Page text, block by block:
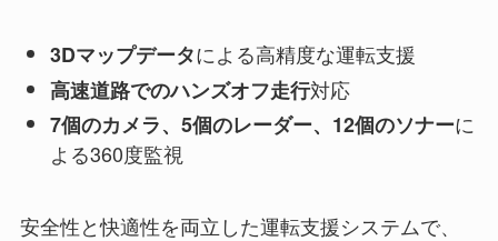
3Dマップデータによる高精度な運転支援
高速道路でのハンズオフ走行対応
7個のカメラ、5個のレーダー、12個のソナーに
よる360度監視
安全性と快適性を両立した運転支援システムで、